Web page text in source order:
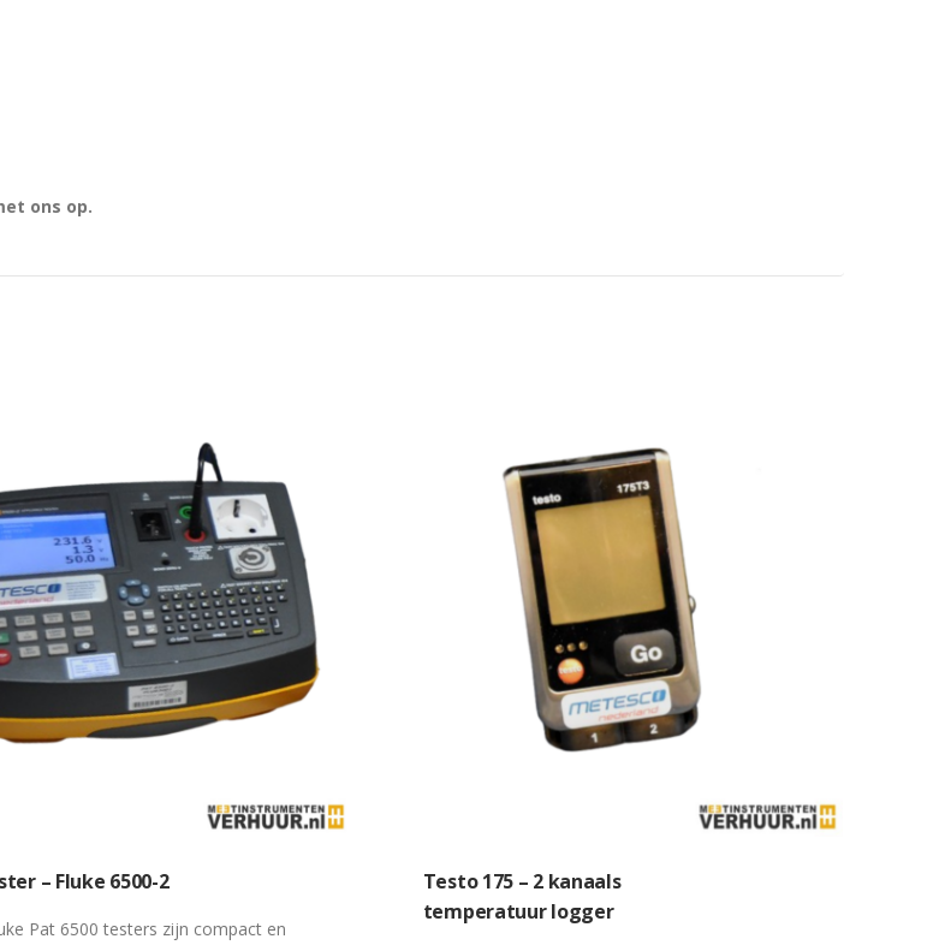
ons op.
– Fluke 6500-2
Pat 6500 testers zijn compact en
Testo 175 – 2 kanaals
temperatuur logger